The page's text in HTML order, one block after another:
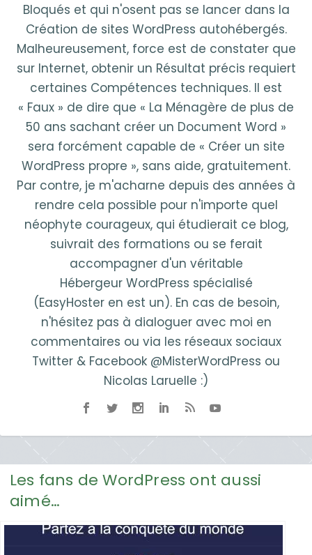
Bloqués et qui n'osent pas se lancer dans la
Création de sites WordPress autohébergés.
Malheureusement, force est de constater que
sur Internet, obtenir un Résultat précis requiert
certaines Compétences techniques. Il est
« Faux » de dire que « La Ménagère de plus de
50 ans sachant créer un Document Word »
sera forcément capable de « Créer un site
WordPress propre », sans aide, gratuitement.
Par contre, je m'acharne depuis des années à
rendre cela possible pour n'importe quel
néophyte courageux, qui étudierait ce blog,
suivrait des formations ou se ferait
accompagner d'un véritable
Hébergeur WordPress spécialisé
(EasyHoster en est un). En cas de besoin,
n'hésitez pas à dialoguer avec moi en
commentaires ou via les réseaux sociaux
Twitter & Facebook @MisterWordPress ou
Nicolas Laruelle :)
Les fans de WordPress ont aussi
aimé…